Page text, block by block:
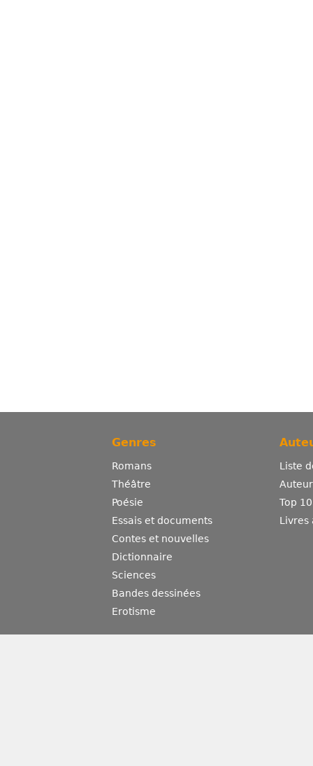
Genres
Romans
Théâtre
Poésie
Essais et documents
Contes et nouvelles
Dictionnaire
Sciences
Bandes dessinées
Erotisme
Liste
Top
Livres